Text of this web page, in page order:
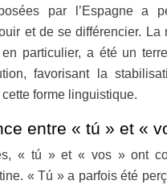
par l’Espagne a
et de se différencier. La
particulier, a été un
favorisant la
forme linguistique.
entre « tú » et «
« tú » et « vos » ont
« Tú » a parfois été